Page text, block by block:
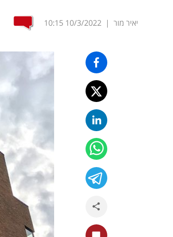
יאיר מור |
10/3/2022
10:15